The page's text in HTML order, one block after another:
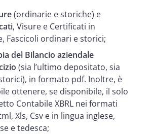
(ordinarie e storiche) e
, Visure e Certificati in
Fascicoli ordinari e storici;
del Bilancio aziendale
(sia l’ultimo depositato, sia
in formato pdf. Inoltre, è
ottenere, se disponibile, il solo
Contabile XBRL nei formati
Xls, Csv e in lingua inglese,
e tedesca;